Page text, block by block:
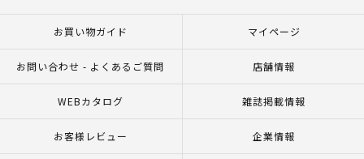
お買い物ガイド マイページ
お問い合わせ - よくあるご質問 店舗情報
WEBカタログ 雑誌掲載情報
お客様レビュー 企業情報